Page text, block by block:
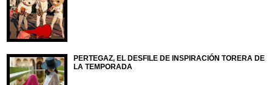
PERTEGAZ, EL DESFILE DE INSPIRACIÓN TORERA DE
LA TEMPORADA